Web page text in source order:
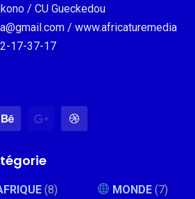
/ CU Gueckedou
/ www.africaturemedia
17-37-17
(8) MONDE (7)